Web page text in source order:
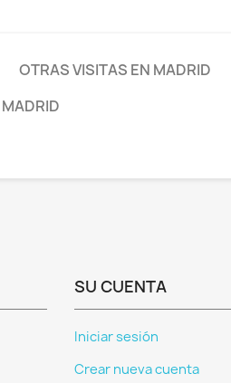
OTRAS VISITAS EN MADRID
SU CUENTA
Iniciar sesión
Crear nueva cuenta